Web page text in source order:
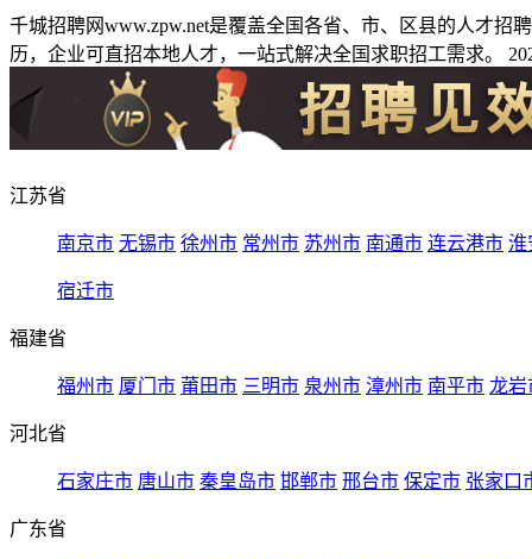
千城招聘网www.zpw.net是覆盖全国各省、市、区县的人才
历，企业可直招本地人才，一站式解决全国求职招工需求。
江苏省
南京市 无锡市 徐州市 常州市 苏州市 南通市 连云港市 淮
宿迁市
福建省
福州市 厦门市 莆田市 三明市 泉州市 漳州市 南平市 龙岩
河北省
石家庄市 唐山市 秦皇岛市 邯郸市 邢台市 保定市 张家口
广东省